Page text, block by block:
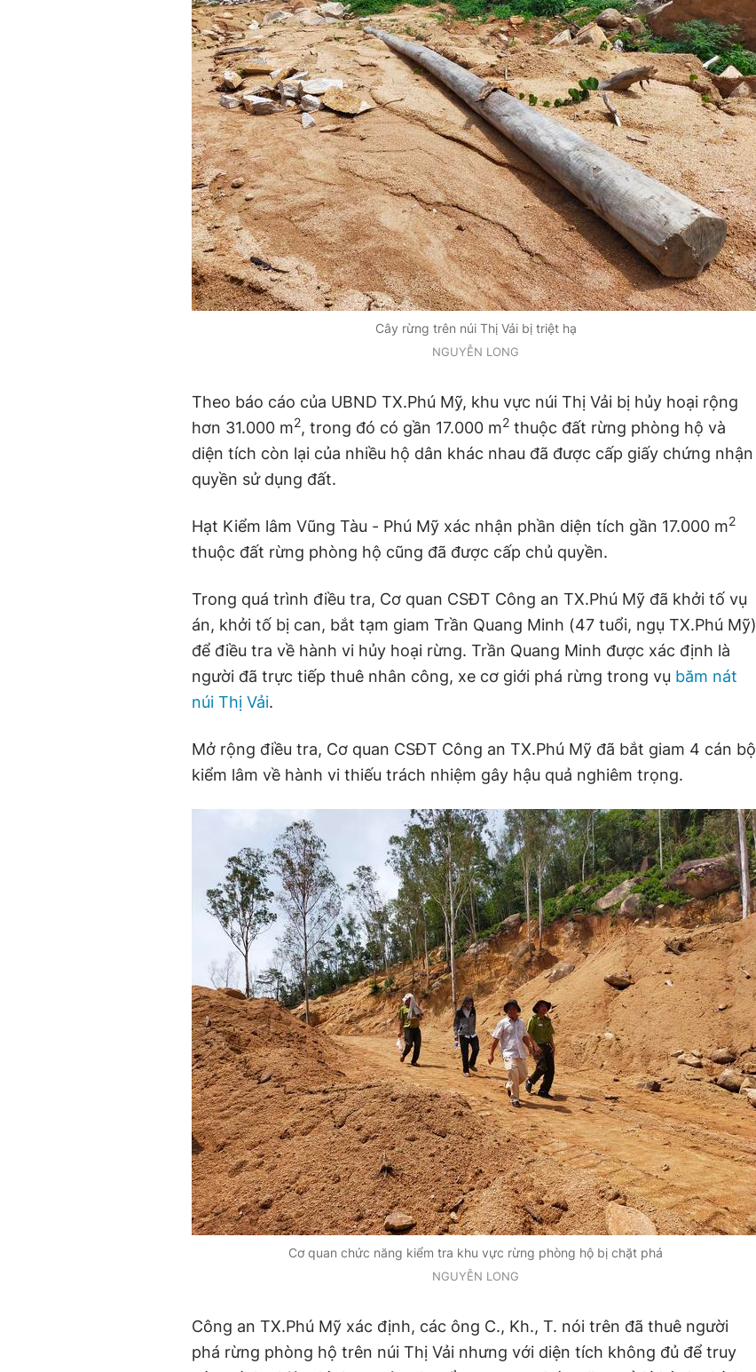
Cây rừng trên núi Thị Vải bị triệt hạ
NGUYỄN LONG
Theo báo cáo của UBND TX.Phú Mỹ, khu vực núi Thị Vải bị hủy hoại rộng
hơn 31.000 m2, trong đó có gần 17.000 m2 thuộc đất rừng phòng hộ và
diện tích còn lại của nhiều hộ dân khác nhau đã được cấp giấy chứng nhận
quyền sử dụng đất.
Hạt Kiểm lâm Vũng Tàu - Phú Mỹ xác nhận phần diện tích gần 17.000 m2
thuộc đất rừng phòng hộ cũng đã được cấp chủ quyền.
Trong quá trình điều tra, Cơ quan CSĐT Công an TX.Phú Mỹ đã khởi tố vụ
án, khởi tố bị can, bắt tạm giam Trần Quang Minh (47 tuổi, ngụ TX.Phú Mỹ)
để điều tra về hành vi hủy hoại rừng. Trần Quang Minh được xác định là
người đã trực tiếp thuê nhân công, xe cơ giới phá rừng trong vụ băm nát
núi Thị Vải.
Mở rộng điều tra, Cơ quan CSĐT Công an TX.Phú Mỹ đã bắt giam 4 cán bộ
kiểm lâm về hành vi thiếu trách nhiệm gây hậu quả nghiêm trọng.
Cơ quan chức năng kiểm tra khu vực rừng phòng hộ bị chặt phá
NGUYỄN LONG
Công an TX.Phú Mỹ xác định, các ông C., Kh., T. nói trên đã thuê người
phá rừng phòng hộ trên núi Thị Vải nhưng với diện tích không đủ để truy